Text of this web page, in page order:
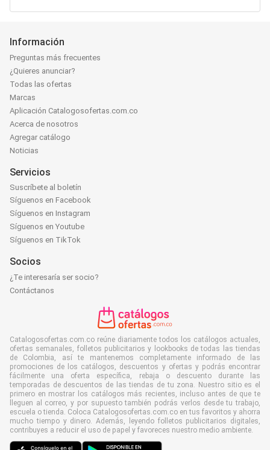
Información
Preguntas más frecuentes
¿Quieres anunciar?
Todas las ofertas
Marcas
Aplicación Catalogosofertas.com.co
Acerca de nosotros
Agregar catálogo
Noticias
Servicios
Suscríbete al boletín
Síguenos en Facebook
Síguenos en Instagram
Síguenos en Youtube
Síguenos en TikTok
Socios
¿Te interesaría ser socio?
Contáctanos
Catalogosofertas.com.co reúne diariamente todos los catálogos actuales,
ofertas semanales, folletos publicitarios y lookbooks de todas las tiendas
de Colombia, así te mantenemos completamente informado de las
promociones de los catálogos, descuentos y ofertas y podrás encontrar
fácilmente una oferta específica, rebaja o descuento durante las
temporadas de descuentos de las tiendas de tu zona. Nuestro sitio es el
primero en mostrar los catálogos más recientes, incluso antes de que te
lleguen al correo, y por supuesto también podrás verlos desde tu trabajo,
escuela o tienda. Coloca Catalogosofertas.com.co en tus favoritos y ahorra
mucho tiempo y dinero. Además, leyendo folletos publicitarios digitales,
contribuyes a reducir el uso de papel y favoreces nuestro medio ambiente.